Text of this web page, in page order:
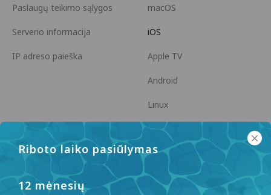
Riboto laiko pasiūlymas
12 mėnesių
Paslaugų teikimo sąlygos
Serverio informacija
IP adreso paieška
macOS
iOS
Apple TV
Android
Linux
Android TV
Pagalbos centras
panda7x24@gmail.com
Bendradarbiavimas
Tapkite partneriu